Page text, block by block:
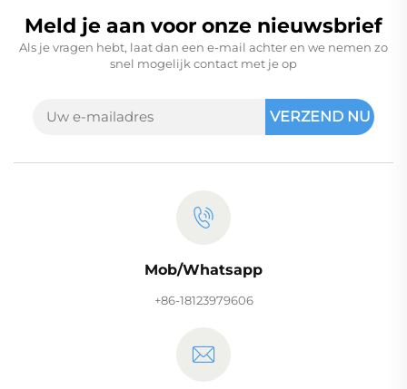
Meld je aan voor onze nieuwsbrief
Als je vragen hebt, laat dan een e-mail achter en we nemen zo
snel mogelijk contact met je op
VERZEND NU
Mob/Whatsapp
+86-18123979606